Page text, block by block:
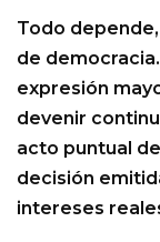
Todo
de
expresión
devenir
acto puntual
decisión
intereses